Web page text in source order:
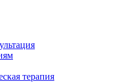
терапия